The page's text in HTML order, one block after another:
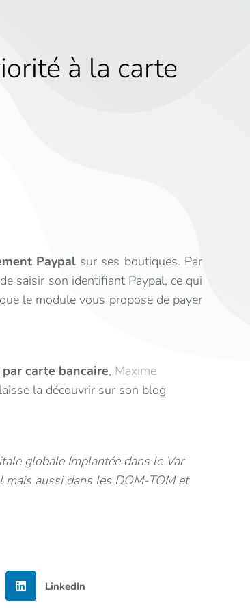
à la carte
Paypalsur ses boutiques. Par
saisir son identifiant Paypal, ce qui
le module vous propose de payer
carte bancaire, Maxime
la découvrir sur son blog
globale Implantée dans le Var
aussi dans les DOM-TOM et
LinkedIn